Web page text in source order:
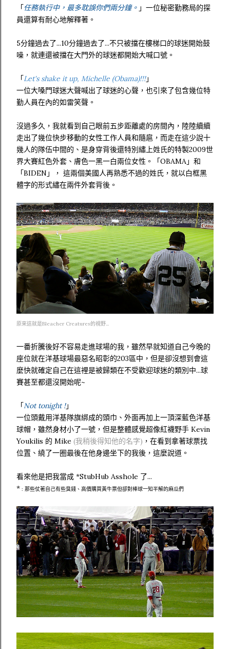
「任務執行中，最多耽誤你們兩分鐘。 」一位秘密勤務局的探
員還算有耐心地解釋著。
5分鐘過去了...10分鐘過去了...不只被擋在樓梯口的球迷開始鼓
噪，就連還被擋在大門外的球迷都開始大喊口號。
「Let's shake it up, Michelle (Obama)!!!」
一位大嗓門球迷大聲喊出了球迷的心聲，也引來了包含幾位特
勤人員在內的如雷笑聲。
沒過多久，我就看到自己眼前五步距離處的房間內，陸陸續續
走出了幾位快步移動的女性工作人員和隨扈，而走在這少說十
幾人的隊伍中間的、是身穿背後還特別繡上姓氏的特製2009世
界大賽紅色外套、膚色一黑一白兩位女性。「OBAMA」和
「BIDEN」， 這兩個美國人再熟悉不過的姓氏，就以白框黑
體字的形式繡在兩件外套背後。
原來這就是Bleacher Creatures的視野...
一番折騰後好不容易走進球場的我，雖然早就知道自己今晚的
座位就在洋基球場最惡名昭彰的203區中，但是卻沒想到會這
麼快就確定自己在這裡是被歸類在不受歡迎球迷的類別中...球
賽甚至都還沒開始呢~
「Not tonight !」
一位頭戴用洋基隊旗綁成的頭巾、外面再加上一頂深藍色洋基
球帽，雖然身材小了一號，但是整體感覺超像紅襪野手 Kevin
Youkilis 的 Mike (我稍後得知他的名字) ，在看到拿著球票找
位置、繞了一圈最後在他身邊坐下的我後，這麼說道。
看來他是把我當成 *StubHub Asshole 了...
* : 那些仗著自己有些臭錢、高價購買黃牛票但卻對棒球一知半解的麻瓜們